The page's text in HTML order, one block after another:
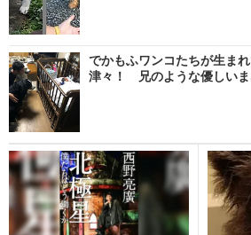
でかもふワンコたちが生ま
津々！ 兄のような優しいま